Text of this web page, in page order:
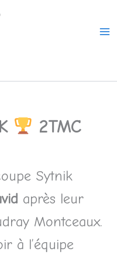
2TMC
Sytnik
après leur
Montceaux.
à l’équipe